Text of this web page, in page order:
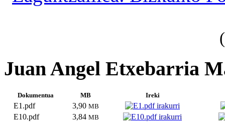
Juan Angel Etxebarria
Dokumentua MB Ireki
E1.pdf 3,90 MB
E10.pdf 3,84 MB